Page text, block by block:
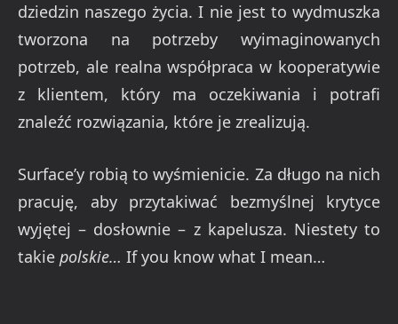
dziedzin naszego życia. I nie jest to wydmuszka
tworzona na potrzeby wyimaginowanych
potrzeb, ale realna współpraca w kooperatywie
z klientem, który ma oczekiwania i potrafi
znaleźć rozwiązania, które je zrealizują.
Surface’y robią to wyśmienicie. Za długo na nich
pracuję, aby przytakiwać bezmyślnej krytyce
wyjętej – dosłownie – z kapelusza. Niestety to
takie polskie… If you know what I mean…